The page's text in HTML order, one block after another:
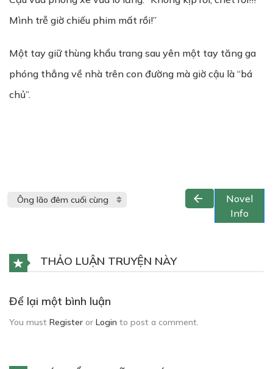
Mình trễ giờ chiếu phim mất rồi!”
Một tay giữ thùng khẩu trang sau yên một tay tăng ga
phóng thẳng về nhà trên con đường mà giờ cậu là “bá
chủ”.
Novel
Info
THẢO LUẬN TRUYỆN NÀY
Để lại một bình luận
You must Register or Login to post a comment.